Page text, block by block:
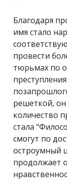
Благодаря
имя стало
провести
тюрьмах по
решеткой,
количество
стала
смогут по
остроумный
продолжает